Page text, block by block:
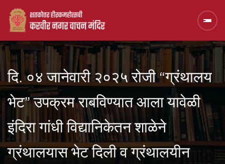
दि. ०४ जानेवारी २०२५ रोजी “ग्रंथालय
भेट” उपक्रम राबविण्यात आला यावेळी
इंदिरा गांधी विद्यानिकेतन शाळेने
ग्रंथालयास भेट दिली व ग्रंथालयीन